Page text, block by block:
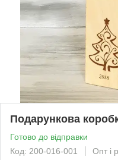
Подарункова
Готово до відправки
Код: 200-016-001
Опт і